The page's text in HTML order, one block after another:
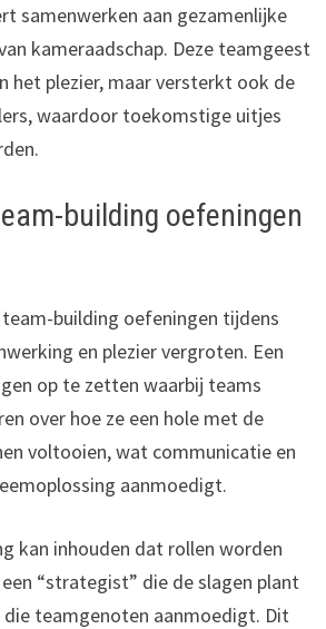
samenwerken aan gezamenlijke
kameraadschap. Deze teamgeest
het plezier, maar versterkt ook de
waardoor toekomstige uitjes
building oefeningen
building oefeningen tijdens
en plezier vergroten. Een
op te zetten waarbij teams
over hoe ze een hole met de
voltooien, wat communicatie en
aanmoedigt.
kan inhouden dat rollen worden
“strategist” die de slagen plant
die teamgenoten aanmoedigt. Dit